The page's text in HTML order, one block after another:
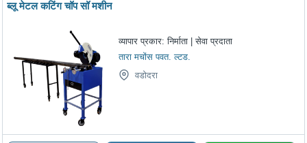
ब्लू मेटल कटिंग चॉप सॉ मशीन
व्यापार प्रकार:निर्माता | सेवा प्रदाता
तारा मचोंस पवत. ल्टड.
वडोदरा